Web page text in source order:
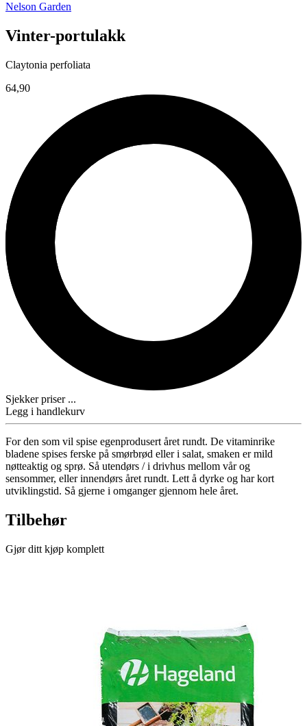
Nelson Garden
Vinter-portulakk
Claytonia perfoliata
64,90
Sjekker priser ...
Legg i handlekurv
For den som vil spise egenprodusert året rundt. De vitaminrike
bladene spises ferske på smørbrød eller i salat, smaken er mild
nøtteaktig og sprø. Så utendørs / i drivhus mellom vår og
sensommer, eller innendørs året rundt. Lett å dyrke og har kort
utviklingstid. Så gjerne i omganger gjennom hele året.
Tilbehør
Gjør ditt kjøp komplett